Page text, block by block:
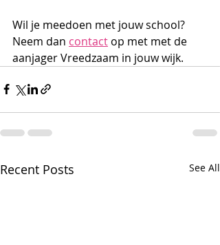
Wil je meedoen met jouw school?
Neem dan contact op met met de
aanjager Vreedzaam in jouw wijk.
Recent Posts See All